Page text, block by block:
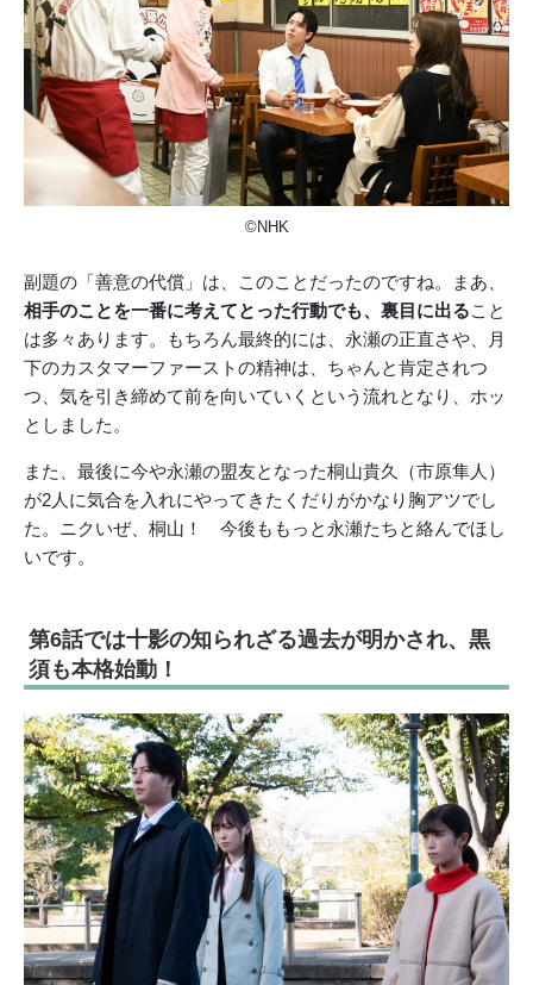
©NHK
副題の「善意の代償」は、このことだったのですね。まあ、
相手のことを一番に考えてとった行動でも、裏目に出ること
は多々あります。もちろん最終的には、永瀬の正直さや、月
下のカスタマーファーストの精神は、ちゃんと肯定されつ
つ、気を引き締めて前を向いていくという流れとなり、ホッ
としました。
また、最後に今や永瀬の盟友となった桐山貴久（市原隼人）
が2人に気合を入れにやってきたくだりがかなり胸アツでし
た。ニクいぜ、桐山！ 今後ももっと永瀬たちと絡んでほし
いです。
第6話では十影の知られざる過去が明かされ、黒
須も本格始動！